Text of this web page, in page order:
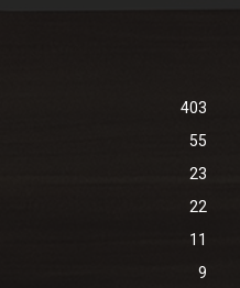
403
55
23
22
11
9